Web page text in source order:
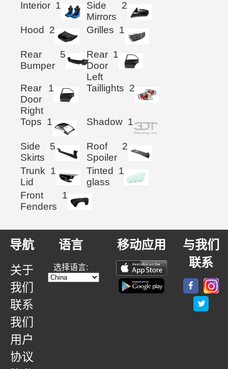
Interior 1
Side
Mirrors
2
Hood 2 Grilles 1
Rear
Bumper
5
Rear
Door
Left
1
Rear
Door
Right
1 Taillights 2
Tops 1 Shadow 1
Side
Skirts
5
Roof
Spoiler
2
Trunk
Lid
1
Tinted
glass
1
Front
Fenders
1
导航
关于
我们
联系
我们
用户
协议
语言
选择语言:
移动应用
与我们
联系